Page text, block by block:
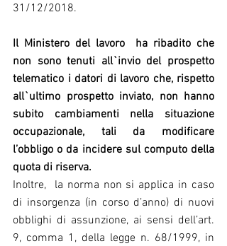
31/12/2018.
Il Ministero del lavoro  ha ribadito che
non sono tenuti all`invio del prospetto
telematico i datori di lavoro che, rispetto
all`ultimo prospetto inviato, non hanno
subito cambiamenti nella situazione
occupazionale, tali da modificare
l’obbligo o da incidere sul computo della
quota di riserva.
Inoltre,  la norma non si applica in caso
di insorgenza (in corso d’anno) di nuovi
obblighi di assunzione, ai sensi dell’art.
9, comma 1, della legge n. 68/1999, in